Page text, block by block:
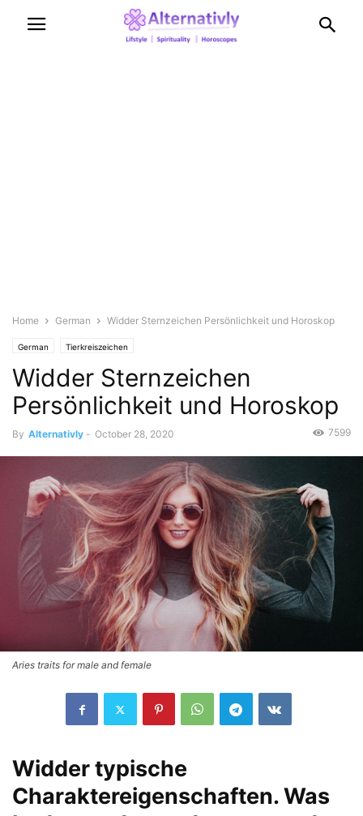
Home German Widder Sternzeichen Persönlichkeit und Horoskop
German Tierkreiszeichen
Widder Sternzeichen
Persönlichkeit und Horoskop
By Alternativly - October 28, 2020 7599
Aries traits for male and female
Widder typische
Charaktereigenschaften. Was